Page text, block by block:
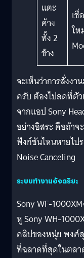
แตะ
ค้าง
ทั้ง 2
ข้าง
เ
ให
จะเห็นว่าการสั่งง
ครับ ต้องไปลดที่ตัว
จากแอป Sony
อย่างอิสระ คือถ้าจ
ฟังก์ชันไหนหายไป
Noise Canceling
ระบบทำงานอัจฉริยะ
Sony WF-
หู Sony WH-
คลิปของหนุ่ย พงศ์
ที่ฉลาดที่สุดในตลา